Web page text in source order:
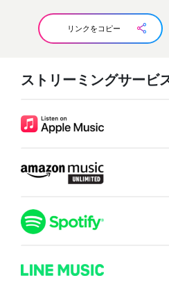
リンクをコピー
ストリーミングサービ